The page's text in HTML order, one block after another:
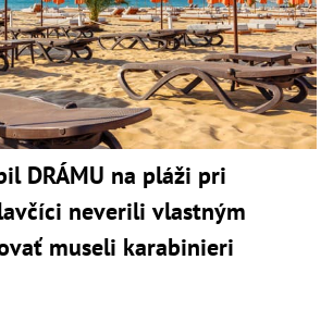
DRÁMU na pláži pri
neverili vlastným
museli karabinieri